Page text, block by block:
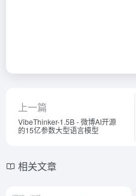
上一篇
VibeThinker-1.5B - 微博AI开源
的15亿参数大型语言模型
相关文章